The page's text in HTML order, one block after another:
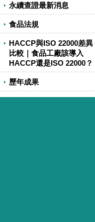
永續查證最新消息
食品法規
HACCP與ISO 22000差異
比較｜食品工廠該導入
HACCP還是ISO 22000？
歷年成果